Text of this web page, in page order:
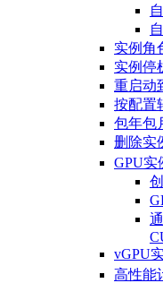
实例角
实例停
重启动
按配置
包年包
删除实
GPU实
vGPU
高性能